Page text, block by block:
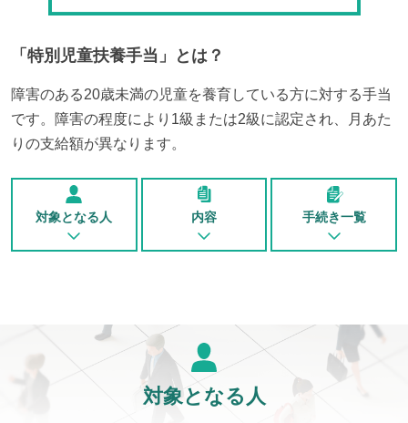
「 特別児童扶養手当 」とは？
障害のある20歳未満の児童を養育している方に対する手当
です。障害の程度により1級または2級に認定され、月あた
りの支給額が異なります。
対象となる人 内容 手続き一覧
対象となる人